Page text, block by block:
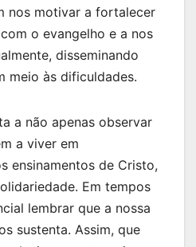
nos motivar a fortalecer
o evangelho e a nos
disseminando
meio às dificuldades.
a não apenas observar
a viver em
ensinamentos de Cristo,
Em tempos
lembrar que a nossa
sustenta. Assim, que